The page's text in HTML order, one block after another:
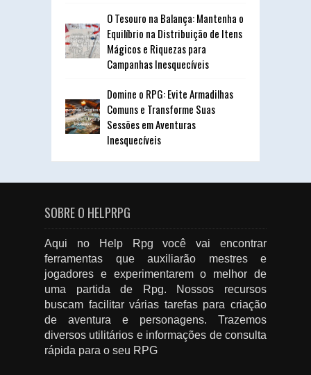
O Tesouro na Balança: Mantenha o
Equilíbrio na Distribuição de Itens
Mágicos e Riquezas para
Campanhas Inesquecíveis
Domine o RPG: Evite Armadilhas
Comuns e Transforme Suas
Sessões em Aventuras
Inesquecíveis
SOBRE O HELPRPG
Aqui no Help Rpg você vai encontrar
ferramentas que auxiliarão mestres e
jogadores e experimentarem o melhor de
uma partida de Rpg. Nossos recursos
buscam facilitar várias tarefas para criação
de aventura e personagens. Trazemos
diversos utilitários e informações de consulta
rápida para o seu RPG